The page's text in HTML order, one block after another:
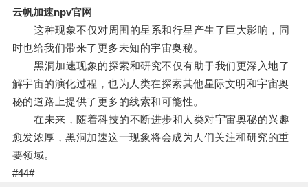
云帆加速npv官网
这种现象不仅对周围的星系和行星产生了巨大影响，同
时也给我们带来了更多未知的宇宙奥秘。
黑洞加速现象的探索和研究不仅有助于我们更深入地了
解宇宙的演化过程，也为人类在探索其他星际文明和宇宙奥
秘的道路上提供了更多的线索和可能性。
在未来，随着科技的不断进步和人类对宇宙奥秘的兴趣
愈发浓厚，黑洞加速这一现象将会成为人们关注和研究的重
要领域。
#44#